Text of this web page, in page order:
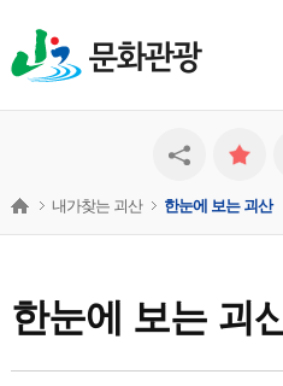
문화관광
한눈에 보는 괴
내가찾는 괴산 한눈에 보는 괴산